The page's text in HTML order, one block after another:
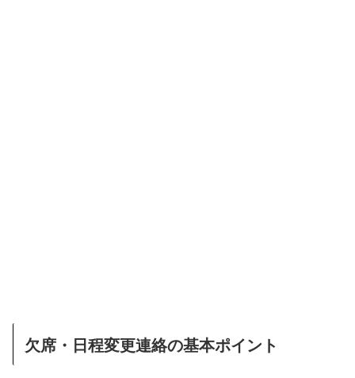
欠席・日程変更連絡の基本ポイント